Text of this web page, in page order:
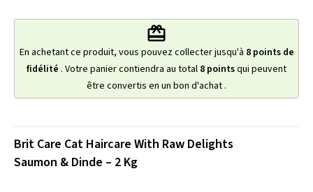
redeem
En achetant ce produit, vous pouvez collecter jusqu'à 8points de
fidélité . Votre panier contiendra au total 8 pointsqui peuvent
être convertis en un bon d'achat .
Brit Care Cat Haircare With Raw Delights
Saumon & Dinde – 2 Kg